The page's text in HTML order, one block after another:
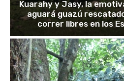
Kuarahy y Jasy, la
aguará guazú
correr libres en los